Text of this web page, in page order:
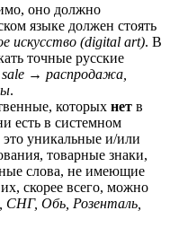
оно должно
языке должен стоять
искусство (digital art). В
точные русские
sale → распродажа,
.
которых нет в
есть в системном
уникальные и/или
товарные знаки,
слова, не имеющие
скорее всего, можно
Обь, Розенталь,